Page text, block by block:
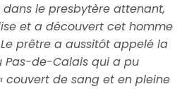
le presbytère attenant,
et a découvert cet homme
prêtre a aussitôt appelé la
Pas-de-Calais qui a pu
couvert de sang et en pleine